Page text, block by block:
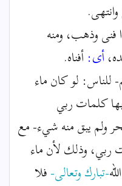
فنى وذهب، ومنه
أى:أفناه.
للناس: لو كان ماء
كلمات ربي
ولم يبق منه شيء- مع
ربي، وذلك لأن ماء
-تبارك وتعالى-فلا